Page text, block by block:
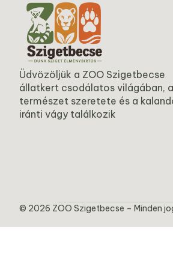
Üdvözöljük a ZOO Szigetbecse
állatkert csodálatos világában,
természet szeretete és a
iránti vágy találkozik
© 2026 ZOO Szigetbecse – Minden